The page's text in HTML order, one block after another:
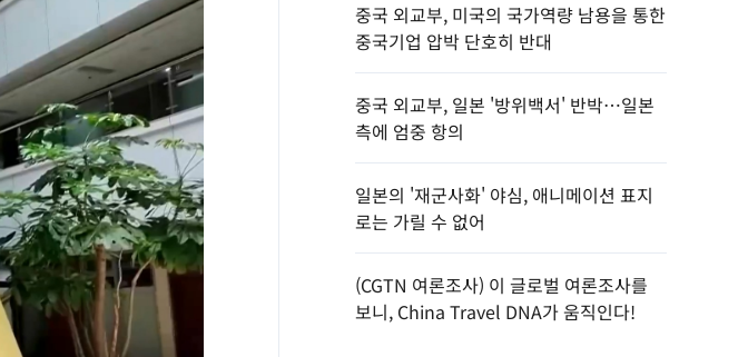
중국 외교부, 미국의 국가역량 남용을 통한
중국기업 압박 단호히 반대
중국 외교부, 일본 '방위백서' 반박…일본
측에 엄중 항의
일본의 '재군사화' 야심, 애니메이션 표지
로는 가릴 수 없어
(CGTN 여론조사) 이 글로벌 여론조사를
보니, China Travel DNA가 움직인다!